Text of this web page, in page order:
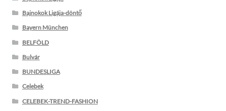
Bajnokok Ligája-döntő
Bayern München
BELFÖLD
Bulvár
BUNDESLIGA
Celebek
CELEBEK-TREND-FASHION